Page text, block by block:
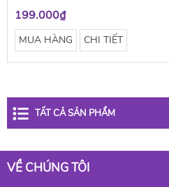
199.000₫
MUA HÀNG CHI TIẾT
TẤT CẢ SẢN PHẨM
VỀ CHÚNG TÔI